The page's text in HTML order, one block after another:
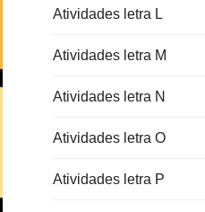
Atividades letra L
Atividades letra M
Atividades letra N
Atividades letra O
Atividades letra P